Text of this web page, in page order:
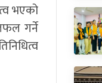
भएको
गर्ने